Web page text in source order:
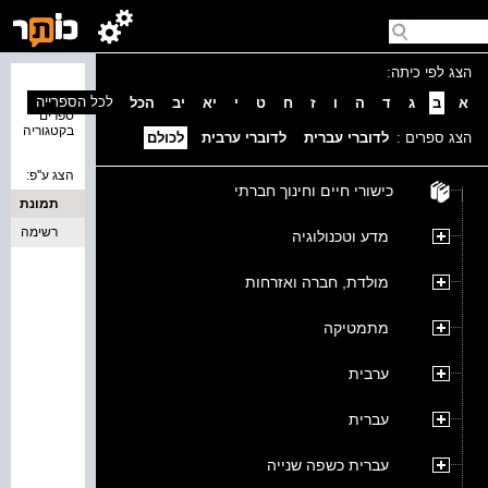
הצג לפי כיתה:
א
ב ג ד ה ו ז ח ט י יא יב הכל
הצג ספרים : לדוברי עברית לדוברי ערבית לכולם
כישורי חיים וחינוך חברתי
מדע וטכנולוגיה
מולדת, חברה ואזרחות
מתמטיקה
ערבית
עברית
עברית כשפה שנייה
ספרים
בקטגוריה
לכל הספרייה
הצג ע''פ:
תמונת
כריכה
רשימה